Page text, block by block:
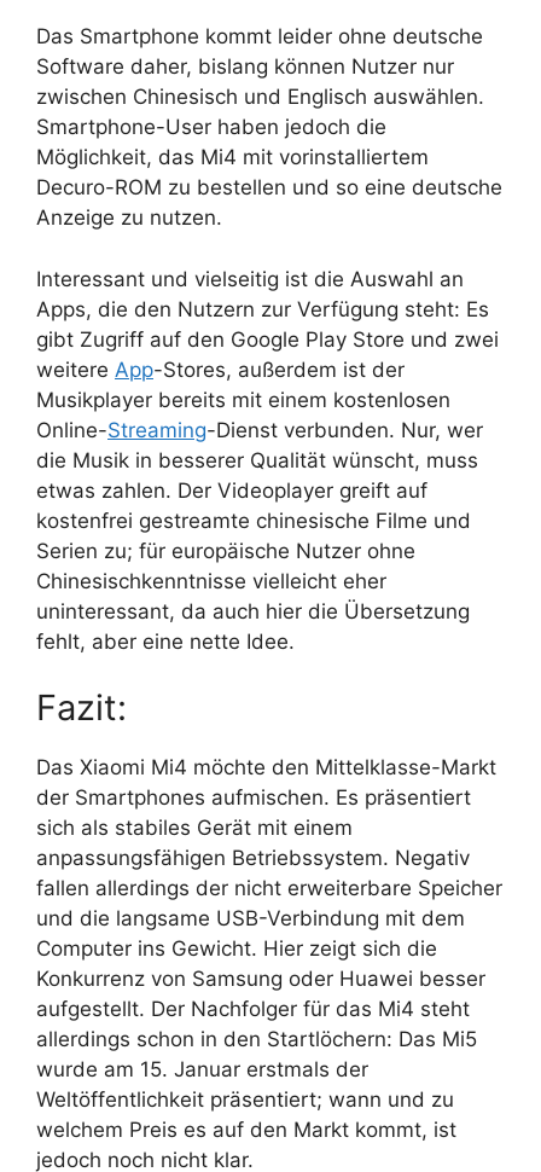
Das Smartphone kommt leider ohne deutsche
Software daher, bislang können Nutzer nur
zwischen Chinesisch und Englisch auswählen.
Smartphone-User haben jedoch die
Möglichkeit, das Mi4 mit vorinstalliertem
Decuro-ROM zu bestellen und so eine deutsche
Anzeige zu nutzen.
Interessant und vielseitig ist die Auswahl an
Apps, die den Nutzern zur Verfügung steht: Es
gibt Zugriff auf den Google Play Store und zwei
weitere App-Stores, außerdem ist der
Musikplayer bereits mit einem kostenlosen
Online-Streaming-Dienst verbunden. Nur, wer
die Musik in besserer Qualität wünscht, muss
etwas zahlen. Der Videoplayer greift auf
kostenfrei gestreamte chinesische Filme und
Serien zu; für europäische Nutzer ohne
Chinesischkenntnisse vielleicht eher
uninteressant, da auch hier die Übersetzung
fehlt, aber eine nette Idee.
Fazit:
Das Xiaomi Mi4 möchte den Mittelklasse-Markt
der Smartphones aufmischen. Es präsentiert
sich als stabiles Gerät mit einem
anpassungsfähigen Betriebssystem. Negativ
fallen allerdings der nicht erweiterbare Speicher
und die langsame USB-Verbindung mit dem
Computer ins Gewicht. Hier zeigt sich die
Konkurrenz von Samsung oder Huawei besser
aufgestellt. Der Nachfolger für das Mi4 steht
allerdings schon in den Startlöchern: Das Mi5
wurde am 15. Januar erstmals der
Weltöffentlichkeit präsentiert; wann und zu
welchem Preis es auf den Markt kommt, ist
jedoch noch nicht klar.